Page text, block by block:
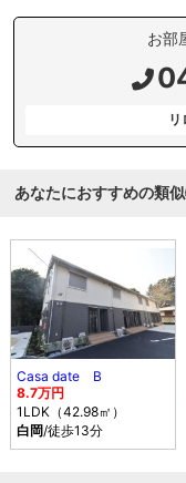
お部
あなたにおすすめの類
Casa date B
8.7万円
1LDK（42.98㎡）
白岡/徒歩13分